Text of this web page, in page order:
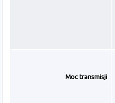
Moc transmisji